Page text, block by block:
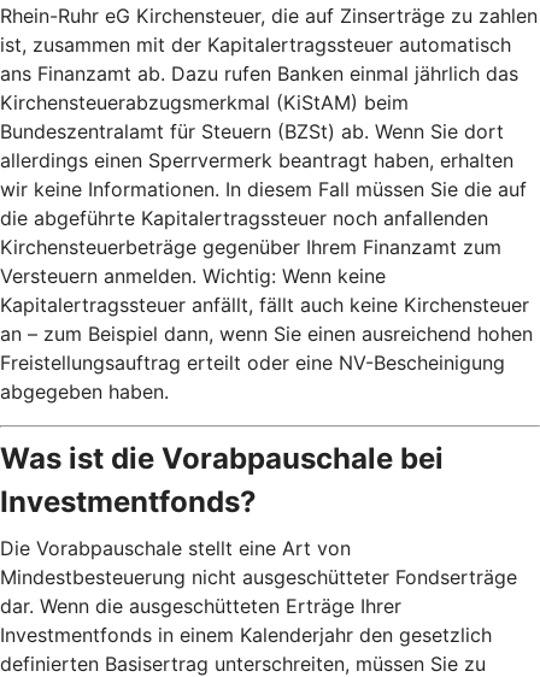
Rhein-Ruhr eG Kirchensteuer, die auf Zinserträge zu zahlen
ist, zusammen mit der Kapitalertragssteuer automatisch
ans Finanzamt ab. Dazu rufen Banken einmal jährlich das
Kirchensteuerabzugsmerkmal (KiStAM) beim
Bundeszentralamt für Steuern (BZSt) ab. Wenn Sie dort
allerdings einen Sperrvermerk beantragt haben, erhalten
wir keine Informationen. In diesem Fall müssen Sie die auf
die abgeführte Kapitalertragssteuer noch anfallenden
Kirchensteuerbeträge gegenüber Ihrem Finanzamt zum
Versteuern anmelden. Wichtig: Wenn keine
Kapitalertragssteuer anfällt, fällt auch keine Kirchensteuer
an – zum Beispiel dann, wenn Sie einen ausreichend hohen
Freistellungsauftrag erteilt oder eine NV-Bescheinigung
abgegeben haben.
Was ist die Vorabpauschale bei
Investmentfonds?
Die Vorabpauschale stellt eine Art von
Mindestbesteuerung nicht ausgeschütteter Fondserträge
dar. Wenn die ausgeschütteten Erträge Ihrer
Investmentfonds in einem Kalenderjahr den gesetzlich
definierten Basisertrag unterschreiten, müssen Sie zu